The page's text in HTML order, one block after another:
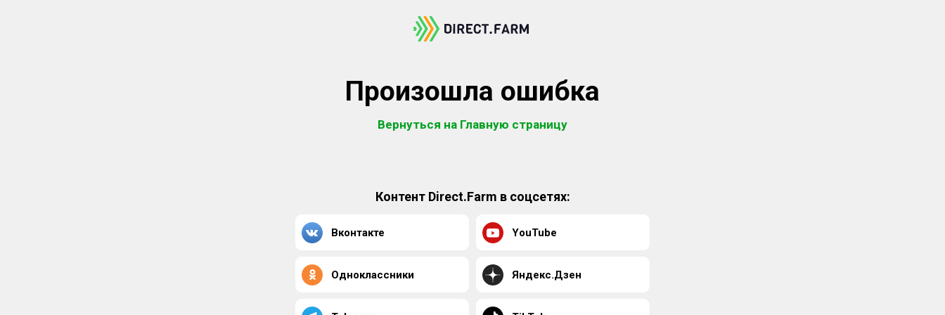
Произошла ошибка
Вернуться на Главную страницу
Контент Direct.Farm в соцсетях:
Вконтакте YouTube
Одноклассники Яндекс.Дзен